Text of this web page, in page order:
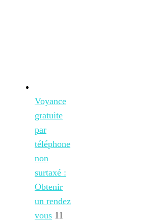
Voyance
gratuite
par
téléphone
non
surtaxé :
Obtenir
un rendez
vous 11